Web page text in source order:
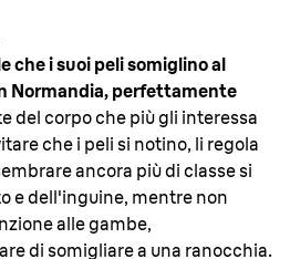
che i suoi peli somiglino al
Normandia, perfettamente
del corpo che più gli interessa
che i peli si notino, li regola
ancora più di classe si
e dell'inguine, mentre non
alle gambe,
di somigliare a una ranocchia.